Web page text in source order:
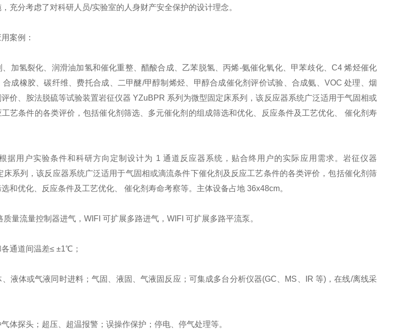
充分考虑了对科研人员/实验室的人身财产安全保护的设计理念。
案例：
氢裂化、润滑油加氢和催化重整、醋酸合成、乙苯脱氢、丙烯-氨催化氧化、甲苯歧化、C4 烯烃催化
成橡胶、碳纤维、费托合成、二甲醚/甲醇制烯烃、甲醇合成催化剂评价试验、合成氨、VOC 处理、烟
价、胺法脱硫等试验装置岩征仪器 YZuBPR 系列为微型固定床系列，该反应器系统广泛适用于气固相或
艺条件的各类评价，包括催化剂筛选、多元催化剂的组成筛选和优化、反应条件及工艺优化、 催化剂寿
用户实验条件和科研方向定制设计为 1 通道反应器系统，贴合终用户的实际应用需求。岩征仪器
床系列，该反应器系统广泛适用于气固相或滴流条件下催化剂及反应工艺条件的各类评价，包括催化剂筛
和优化、反应条件及工艺优化、 催化剂寿命考察等。主体设备占地 36x48cm。
流量控制器进气，WIFI 可扩展多路进气，WIFI 可扩展多路平流泵。
通道间温差≤ ±1℃；
体或气液同时进料；气固、液固、气液固反应；可集成多台分析仪器(GC、MS、IR 等)，在线/离线采
探头；超压、超温报警；误操作保护；停电、停气处理等。